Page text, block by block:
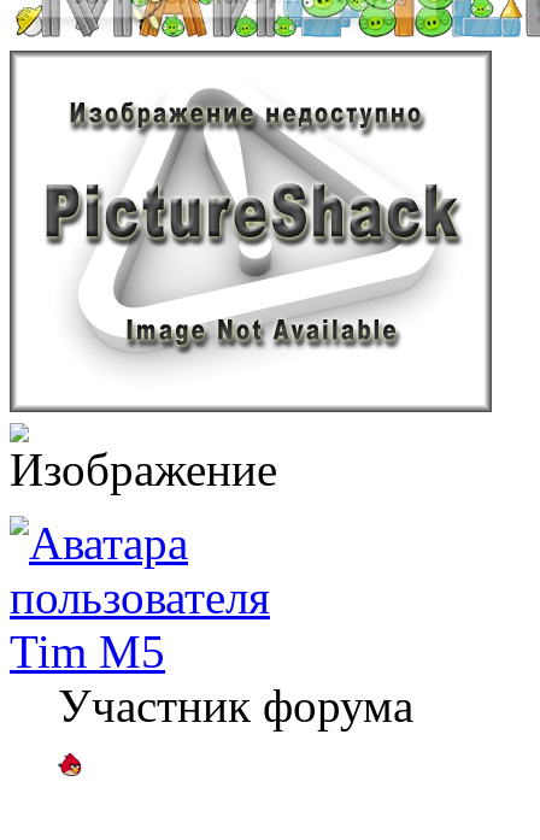
Tim M5
Участник форума